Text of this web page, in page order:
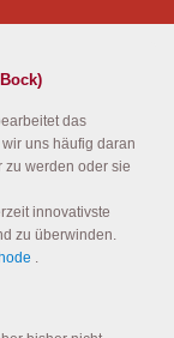
)
das
uns häufig daran
zu werden oder sie
innovativste
zu überwinden.